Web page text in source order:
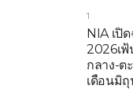
1
NIA เปิ
2026เ
กลาง-ต
เดือนมิ